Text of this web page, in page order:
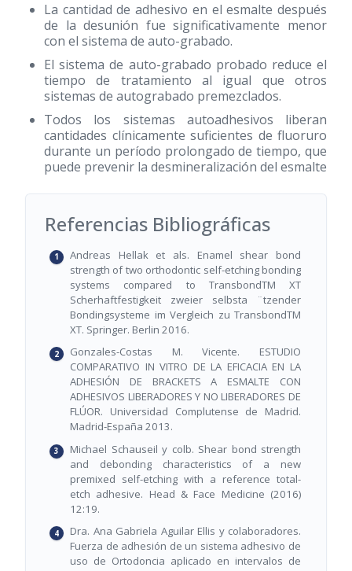
La cantidad de adhesivo en el esmalte después
de la desunión fue significativamente menor
con el sistema de auto-grabado.
El sistema de auto-grabado probado reduce el
tiempo de tratamiento al igual que otros
sistemas de autograbado premezclados.
Todos los sistemas autoadhesivos liberan
cantidades clínicamente suficientes de fluoruro
durante un período prolongado de tiempo, que
puede prevenir la desmineralización del esmalte
Referencias Bibliográficas
Andreas Hellak et als. Enamel shear bond
strength of two orthodontic self-etching bonding
systems compared to TransbondTM XT
Scherhaftfestigkeit zweier selbsta ¨tzender
Bondingsysteme im Vergleich zu TransbondTM
XT. Springer. Berlin 2016.
Gonzales-Costas M. Vicente. ESTUDIO
COMPARATIVO IN VITRO DE LA EFICACIA EN LA
ADHESIÓN DE BRACKETS A ESMALTE CON
ADHESIVOS LIBERADORES Y NO LIBERADORES DE
FLÚOR. Universidad Complutense de Madrid.
Madrid-España 2013.
Michael Schauseil y colb. Shear bond strength
and debonding characteristics of a new
premixed self-etching with a reference total-
etch adhesive. Head & Face Medicine (2016)
12:19.
Dra. Ana Gabriela Aguilar Ellis y colaboradores.
Fuerza de adhesión de un sistema adhesivo de
uso de Ortodoncia aplicado en intervalos de